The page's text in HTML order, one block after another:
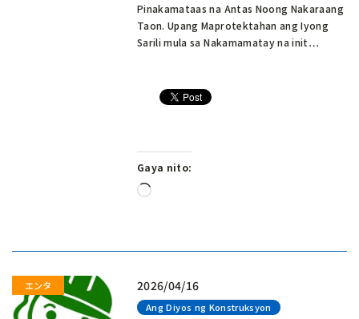
Pinakamataas na Antas Noong Nakaraang
Taon. Upang Maprotektahan ang Iyong
Sarili mula sa Nakamamatay na init…
Gaya nito:
Naglo-
2026/04/16
Ang Diyos ng Konstruksyon